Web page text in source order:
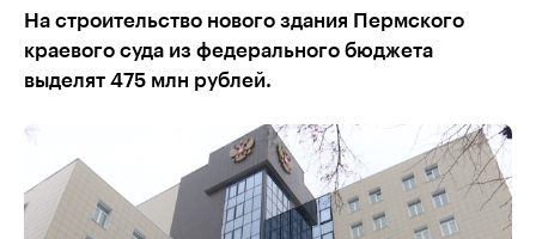
На строительство нового здания Пермского
краевого суда из федерального бюджета
выделят 475 млн рублей.